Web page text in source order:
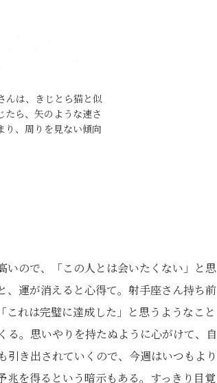
は、きじとら猫と似
ら、矢のような速さ
、周りを見ない傾向
ので、「この人とは会いたくない」と思
、運が消えると心得て。射手座さん持ち前
れは完璧に達成した」と思うようなこと
る。思いやりを持たぬように心がけて、自
き出されていくので、今週はいつもより
兆を得るという暗示もある。すっきり目覚